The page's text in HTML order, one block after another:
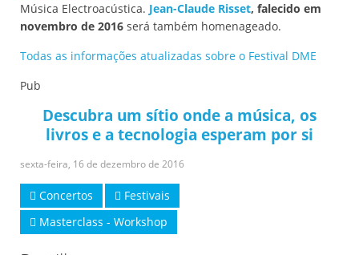
Música Electroacústica. Jean-Claude Risset, falecido em
novembro de 2016 será também homenageado.
Todas as informações atualizadas sobre o Festival DME
Pub
Descubra um sítio onde a música, os
livros e a tecnologia esperam por si
sexta-feira, 16 de dezembro de 2016
Concertos
Festivais
Masterclass - Workshop